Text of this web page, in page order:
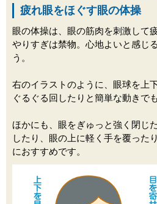
疲れ眼をほぐす眼の体操
眼の体操は、眼の筋肉を刺激して
やりすぎは禁物。心地よいと感じ
う。
右のイラストのように、眼球を上
ぐるぐる回したりと簡単な動きで
ほかにも、眼をぎゅっと強く閉じ
したり、眼の上に軽く手を覆った
におすすめです。